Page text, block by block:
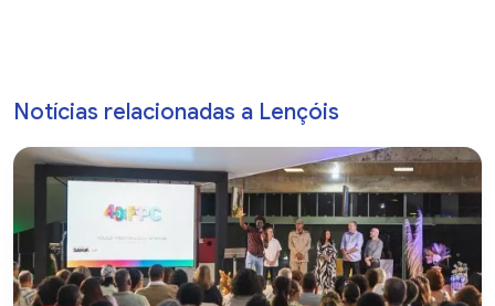
Notícias relacionadas a Lençóis